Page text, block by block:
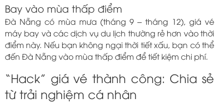
Bay vào mùa thấp điểm
Đà Nẵng có mùa mưa (tháng 9 – tháng 12), giá vé
máy bay và các dịch vụ du lịch thường rẻ hơn vào thời
điểm này. Nếu bạn không ngại thời tiết xấu, bạn có thể
đến Đà Nẵng vào mùa thấp điểm để tiết kiệm chi phí.
“Hack” giá vé thành công: Chia sẻ
từ trải nghiệm cá nhân